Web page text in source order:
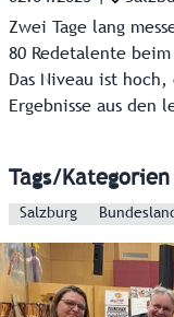
Zwei Tage lang
80 Redetalente
Das Niveau ist
Ergebnisse aus den
Tags/Kategorien
Salzburg